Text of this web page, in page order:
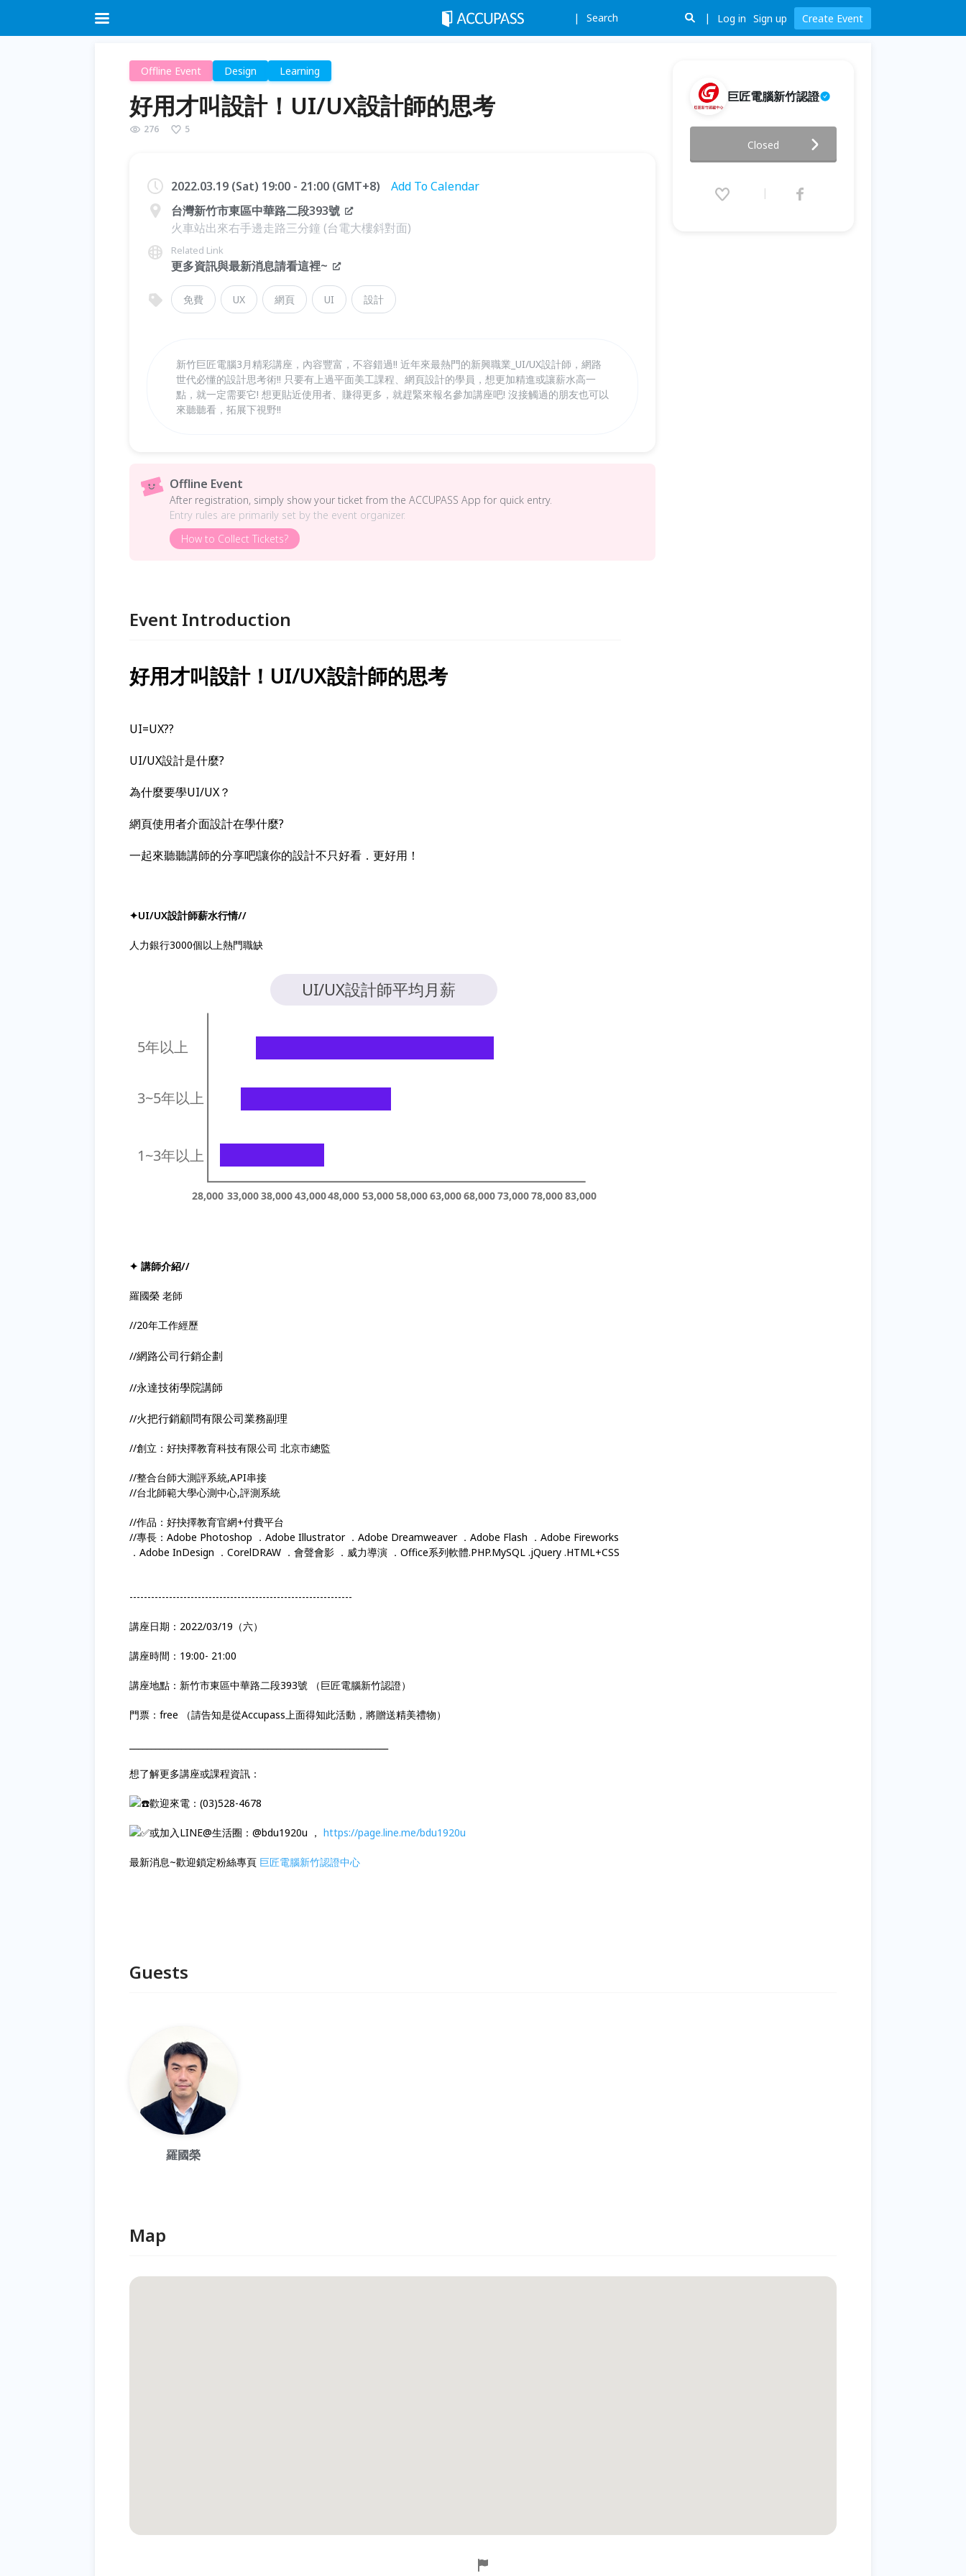
Search Log in Sign up Create Event
Offline Event Design Learning
好用才叫設計！UI/UX設計師的思考
276 5
2022.03.19 (Sat) 19:00 - 21:00 (GMT+8)
Add To Calendar
台灣新竹市東區中華路二段393號
火車站出來右手邊走路三分鐘 (台電大樓斜對面)
Related Link
更多資訊與最新消息請看這裡~
免費 UX 網頁 UI 設計
新竹巨匠電腦3月精彩講座，內容豐富，不容錯過!! 近年來最熱門的新興職業_UI/UX設計師，網路
世代必懂的設計思考術!! 只要有上過平面美工課程、網頁設計的學員，想更加精進或讓薪水高一
點，就一定需要它! 想更貼近使用者、賺得更多，就趕緊來報名參加講座吧! 沒接觸過的朋友也可以
來聽聽看，拓展下視野!!
Offline Event
After registration, simply show your ticket from the ACCUPASS App for quick entry.
Entry rules are primarily set by the event organizer.
How to Collect Tickets?
Event Introduction
好用才叫設計！UI/UX設計師的思考
UI=UX??
UI/UX設計是什麼?
為什麼要學UI/UX？
網頁使用者介面設計在學什麼?
一起來聽聽講師的分享吧!讓你的設計不只好看．更好用！
✦UI/UX設計師薪水行情//
人力銀行3000個以上熱門職缺
✦ 講師介紹//
羅國榮 老師
//20年工作經歷
//網路公司行銷企劃
//永達技術學院講師
//火把行銷顧問有限公司業務副理
//創立：好抉擇教育科技有限公司 北京市總監
//整合台師大測評系統,API串接
//台北師範大學心測中心,評測系統
//作品：好抉擇教育官網+付費平台
//專長：Adobe Photoshop ．Adobe Illustrator ．Adobe Dreamweaver ．Adobe Flash ．Adobe Fireworks
．Adobe InDesign ．CorelDRAW ．會聲會影 ．威力導演 ．Office系列軟體.PHP.MySQL .jQuery .HTML+CSS
--------------------------------------------------------------
講座日期：2022/03/19（六）
講座時間：19:00- 21:00
講座地點：新竹市東區中華路二段393號 （巨匠電腦新竹認證）
門票：free （請告知是從Accupass上面得知此活動，將贈送精美禮物）
想了解更多講座或課程資訊：
歡迎來電：(03)528-4678​
或加入LINE@生活圈：@bdu1920u ， https://page.line.me/bdu1920u
最新消息~歡迎鎖定粉絲專頁 巨匠電腦新竹認證中心
巨匠電腦新竹認證
2022.03.19 (Sat) 19:00 - 21:00
Closed
Guests
羅國榮
Map